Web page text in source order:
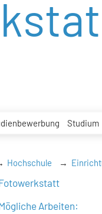
Studium
Hochschule
Arbeiten: